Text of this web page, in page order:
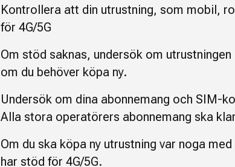
Kontrollera att din utrustning, som mobil,
för 4G/5G
Om stöd saknas, undersök om
om du behöver köpa ny.
Undersök om dina abonnemang och SIM-
Alla stora operatörers abonnemang ska
Om du ska köpa ny utrustning var noga
har stöd för 4G/5G.